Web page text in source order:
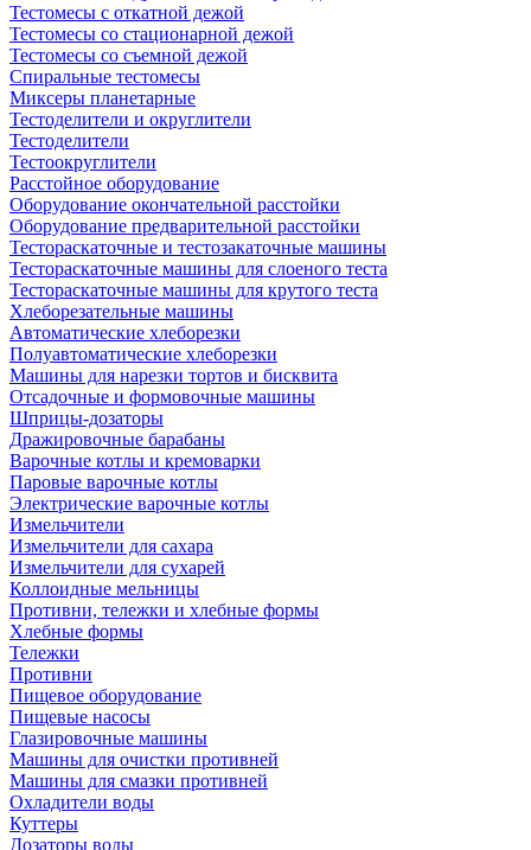
Тестомесы с откатной дежой
Тестомесы со стационарной дежой
Тестомесы со съемной дежой
Спиральные тестомесы
Миксеры планетарные
Тестоделители и округлители
Тестоделители
Тестоокруглители
Расстойное оборудование
Оборудование окончательной расстойки
Оборудование предварительной расстойки
Тестораскаточные и тестозакаточные машины
Тестораскаточные машины для слоеного теста
Тестораскаточные машины для крутого теста
Хлеборезательные машины
Автоматические хлеборезки
Полуавтоматические хлеборезки
Машины для нарезки тортов и бисквита
Отсадочные и формовочные машины
Шприцы-дозаторы
Дражировочные барабаны
Варочные котлы и кремоварки
Паровые варочные котлы
Электрические варочные котлы
Измельчители
Измельчители для сахара
Измельчители для сухарей
Коллоидные мельницы
Противни, тележки и хлебные формы
Хлебные формы
Тележки
Противни
Пищевое оборудование
Пищевые насосы
Глазировочные машины
Машины для очистки противней
Машины для смазки противней
Охладители воды
Куттеры
Дозаторы воды